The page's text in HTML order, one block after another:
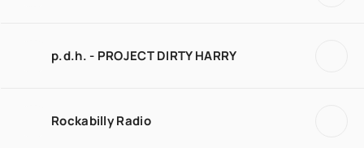
p.d.h. - PROJECT DIRTY HARRY
Rockabilly Radio